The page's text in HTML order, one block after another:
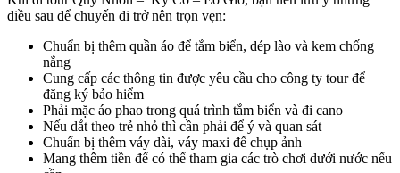
điều sau để chuyến đi trở nên trọn vẹn:
Chuẩn bị thêm quần áo để tắm biển, dép lào và kem chống
nắng
Cung cấp các thông tin được yêu cầu cho công ty tour để
đăng ký bảo hiểm
Phải mặc áo phao trong quá trình tắm biển và đi cano
Nếu dắt theo trẻ nhỏ thì cần phải để ý và quan sát
Chuẩn bị thêm váy dài, váy maxi để chụp ảnh
Mang thêm tiền để có thể tham gia các trò chơi dưới nước nếu